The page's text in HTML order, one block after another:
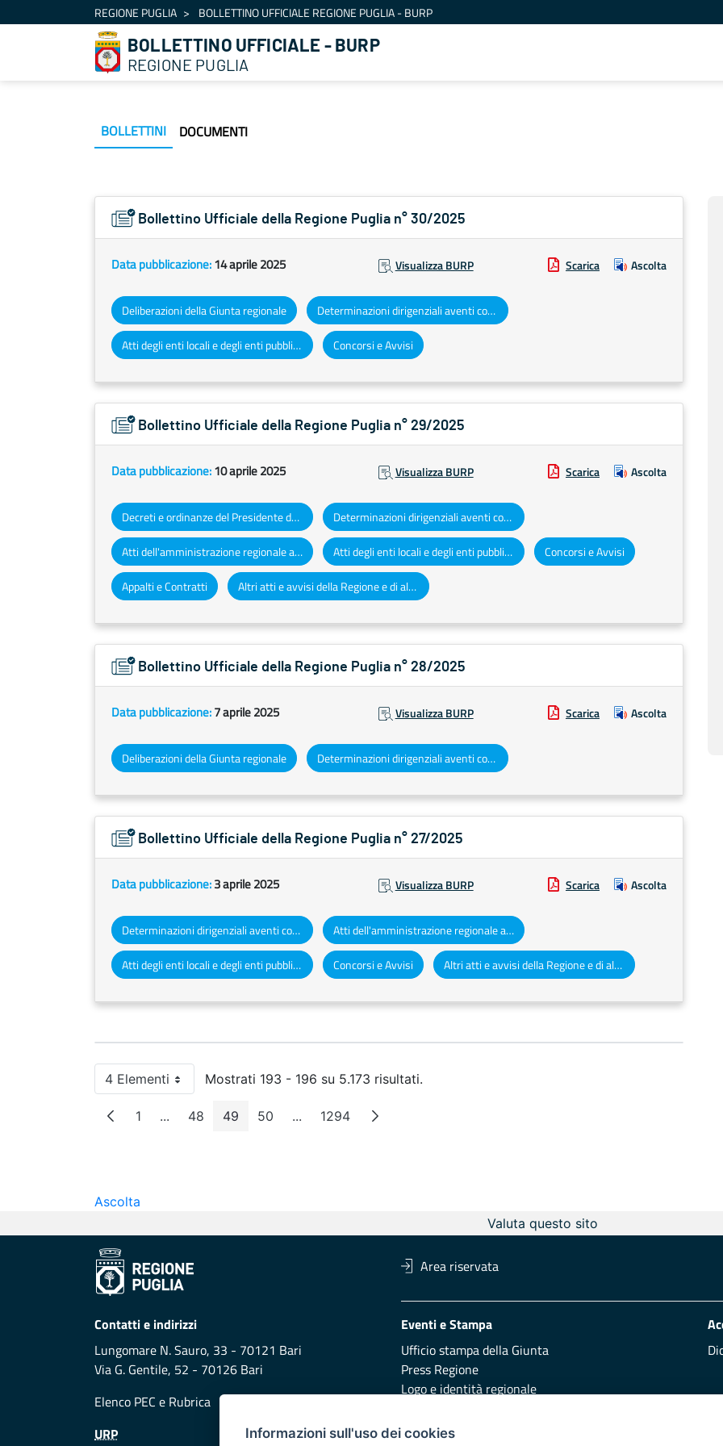
Salta al contenutoREGIONE PUGLIA BOLLETTINO UFFICIALE REGIONE PUGLIA - BURP
BOLLETTINO UFFICIALE - BURP
REGIONE PUGLIA
BOLLETTINI DOCUMENTI
Bollettino Ufficiale della Regione Puglia n° 30/2025
Data pubblicazione:14 aprile 2025 Visualizza BURP Scarica Ascolta
Deliberazioni della Giunta regionale Determinazioni dirigenziali aventi contenuto di interesse generale
Atti degli enti locali e degli enti pubblici e privati Concorsi e Avvisi
Bollettino Ufficiale della Regione Puglia n° 29/2025
Data pubblicazione:10 aprile 2025 Visualizza BURP Scarica Ascolta
Decreti e ordinanze del Presidente della Giunta regionale Determinazioni dirigenziali aventi contenuto di interesse generale
Atti dell'amministrazione regionale ad obbligo di pubblicazione Atti degli enti locali e degli enti pubblici e privati Concorsi e Avvisi
Appalti e Contratti Altri atti e avvisi della Regione e di altri enti pubblici che interessano la collettività regionale
Bollettino Ufficiale della Regione Puglia n° 28/2025
Data pubblicazione:7 aprile 2025 Visualizza BURP Scarica Ascolta
Deliberazioni della Giunta regionale Determinazioni dirigenziali aventi contenuto di interesse generale
Bollettino Ufficiale della Regione Puglia n° 27/2025
Data pubblicazione:3 aprile 2025 Visualizza BURP Scarica Ascolta
Determinazioni dirigenziali aventi contenuto di interesse generale Atti dell'amministrazione regionale ad obbligo di pubblicazione
Atti degli enti locali e degli enti pubblici e privati Concorsi e Avvisi Altri atti e avvisi della Regione e di altri enti pubblici che interessano la collettività regionale
4 ElementiPer paginaMostrati 193 - 196 su 5.173 risultati.
Pagina
1 ...Pagine intermedie
Pagina
48 Pagina
49 Pagina
50 ...Pagine intermedie
Pagina
1294
Ascolta
Valuta questo sito
Area riservata
Contatti e indirizzi
Lungomare N. Sauro, 33 - 70121 Bari
Via G. Gentile, 52 - 70126 Bari
Elenco PEC e Rubrica
Eventi e Stampa
Ufficio stampa della Giunta
Press Regione
Logo e identità regionale
URP Redazione
Informazioni sull'uso dei cookies